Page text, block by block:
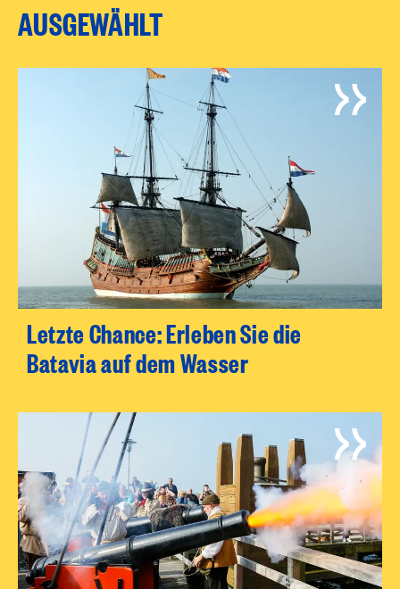
AUSGEWÄHLT
Letzte Chance: Erleben Sie die
Batavia auf dem Wasser